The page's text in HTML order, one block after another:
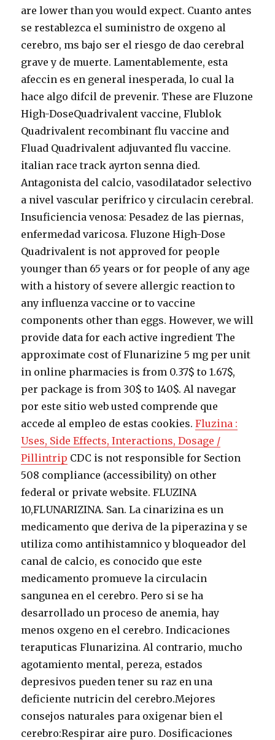
are lower than you would expect. Cuanto antes
se restablezca el suministro de oxgeno al
cerebro, ms bajo ser el riesgo de dao cerebral
grave y de muerte. Lamentablemente, esta
afeccin es en general inesperada, lo cual la
hace algo difcil de prevenir. These are Fluzone
High-DoseQuadrivalent vaccine, Flublok
Quadrivalent recombinant flu vaccine and
Fluad Quadrivalent adjuvanted flu vaccine.
italian race track ayrton senna died.
Antagonista del calcio, vasodilatador selectivo
a nivel vascular perifrico y circulacin cerebral.
Insuficiencia venosa: Pesadez de las piernas,
enfermedad varicosa. Fluzone High-Dose
Quadrivalent is not approved for people
younger than 65 years or for people of any age
with a history of severe allergic reaction to
any influenza vaccine or to vaccine
components other than eggs. However, we will
provide data for each active ingredient The
approximate cost of Flunarizine 5 mg per unit
in online pharmacies is from 0.37$ to 1.67$,
per package is from 30$ to 140$.Al navegar
por este sitio web usted comprende que
accede al empleo de estas cookies.Fluzina :
Uses, Side Effects, Interactions, Dosage /
Pillintrip CDC is not responsible for Section
508 compliance (accessibility) on other
federal or private website. FLUZINA
10,FLUNARIZINA. San. La cinarizina es un
medicamento que deriva de la piperazina y se
utiliza como antihistamnico y bloqueador del
canal de calcio, es conocido que este
medicamento promueve la circulacin
sangunea en el cerebro. Pero si se ha
desarrollado un proceso de anemia, hay
menos oxgeno en el cerebro. Indicaciones
teraputicas Flunarizina. Al contrario, mucho
agotamiento mental, pereza, estados
depresivos pueden tener su raz en una
deficiente nutricin del cerebro.Mejores
consejos naturales para oxigenar bien el
cerebro:Respirar aire puro. Dosificaciones